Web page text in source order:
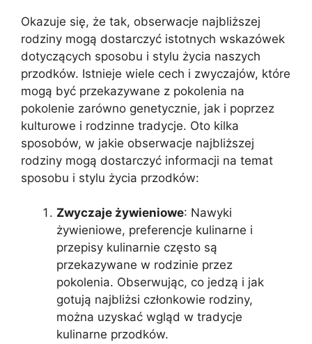
Okazuje się, że tak, obserwacje najbliższej
rodziny mogą dostarczyć istotnych wskazówek
dotyczących sposobu i stylu życia naszych
przodków. Istnieje wiele cech i zwyczajów, które
mogą być przekazywane z pokolenia na
pokolenie zarówno genetycznie, jak i poprzez
kulturowe i rodzinne tradycje. Oto kilka
sposobów, w jakie obserwacje najbliższej
rodziny mogą dostarczyć informacji na temat
sposobu i stylu życia przodków:
Zwyczaje żywieniowe: Nawyki
żywieniowe, preferencje kulinarne i
przepisy kulinarnie często są
przekazywane w rodzinie przez
pokolenia. Obserwując, co jedzą i jak
gotują najbliżsi członkowie rodziny,
można uzyskać wgląd w tradycje
kulinarne przodków.